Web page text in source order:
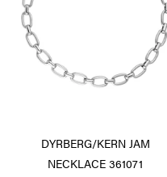
DYRBERG/KERN JAM
NECKLACE 361071